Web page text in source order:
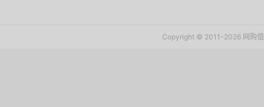
Copyright © 2011-2026 网购